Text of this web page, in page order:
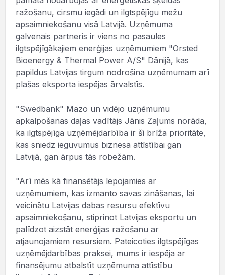
ražošanu, cirsmu iegādi un ilgtspējīgu mežu
apsaimniekošanu visā Latvijā. Uzņēmuma
galvenais partneris ir viens no pasaules
ilgtspējīgākajiem enerģijas uzņēmumiem "Orsted
Bioenergy & Thermal Power A/S" Dānijā, kas
papildus Latvijas tirgum nodrošina uzņēmumam arī
plašas eksporta iespējas ārvalstīs.
"Swedbank" Mazo un vidējo uzņēmumu
apkalpošanas daļas vadītājs Jānis Zaļums norāda,
ka ilgtspējīga uzņēmējdarbība ir šī brīža prioritāte,
kas sniedz ieguvumus biznesa attīstībai gan
Latvijā, gan ārpus tās robežām.
"Arī mēs kā finansētājs lepojamies ar
uzņēmumiem, kas izmanto savas zināšanas, lai
veicinātu Latvijas dabas resursu efektīvu
apsaimniekošanu, stiprinot Latvijas eksportu un
palīdzot aizstāt enerģijas ražošanu ar
atjaunojamiem resursiem. Pateicoties ilgtspējīgas
uzņēmējdarbības praksei, mums ir iespēja ar
finansējumu atbalstīt uzņēmuma attīstību